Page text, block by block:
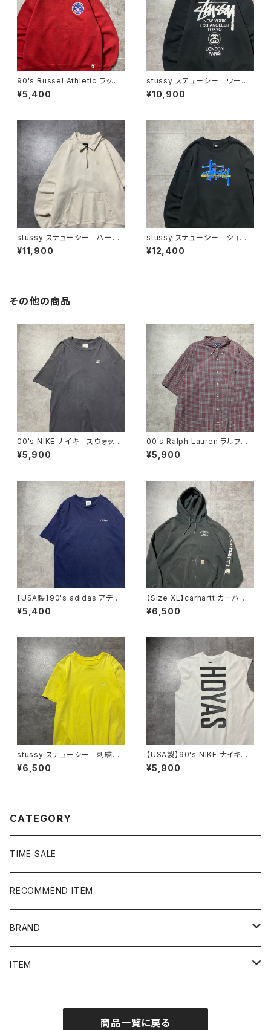
90's Russel Athletic ラッセ
ルアスレチック ローカルベー
スボールチーム プリント 前V
¥5,400
stussy ステューシー ワール
ドツアー 両面プリント ブラッ
ク 黒 スウェット トレーナー
¥10,900
stussy ステューシー ハーフ
ジップ ショーンフォント 刺繍
ワンポイント ホワイトベージ
¥11,900
stussy ステューシー ショー
ンフォント×ワールドツアーラベ
ル ロゴプリント ブラック
¥12,400
その他の商品
00's NIKE ナイキ スウォッシ
ュ 刺繍ワンポイント チャコ
ールグレー Tシャツ
¥5,900
00's Ralph Lauren ラルフロ
ーレン 刺繍ロゴ ポニー チ
ェック総柄 半袖 ボタンダウ
¥5,900
【USA製】90's adidas アディ
ダス 刺繍ワンポイント ネイ
ビー ヘビーオンス Tシャツ
¥5,400
【Size:XL】carhartt カーハー
ト 刺繍企業ロゴ アームプリ
ント グッドダメージ ダークグ
¥6,500
stussy ステューシー 刺繍ワ
ンポイント ストックロゴ イエ
ロー Tシャツ
¥6,500
【USA製】90's NIKE ナイキ
Georgetown Hoyas バックプ
リント ホワイト 白 ノースリ
¥5,900
CATEGORY
TIME SALE
RECOMMEND ITEM
BRAND
NIKE
ITEM
商品一覧に戻る